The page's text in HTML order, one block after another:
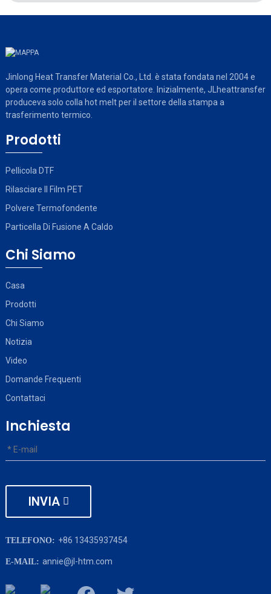
Jinlong Heat Transfer Material Co., Ltd. è stata fondata nel 2004 e
opera come produttore ed esportatore. Inizialmente, JLheattransfer
produceva solo colla hot melt per il settore della stampa a
trasferimento termico.
Prodotti
Pellicola DTF
Rilasciare Il Film PET
Polvere Termofondente
Particella Di Fusione A Caldo
Chi Siamo
Casa
Prodotti
Chi Siamo
Notizia
Video
Domande Frequenti
Contattaci
Inchiesta
INVIA
TELEFONO: +86 13435937454
E-MAIL: annie@jl-htm.com